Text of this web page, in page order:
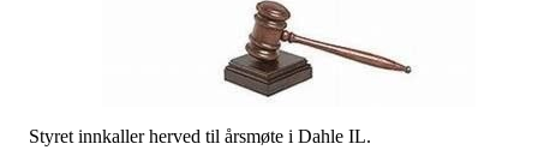
Styret innkaller herved til årsmøte i Dahle IL.